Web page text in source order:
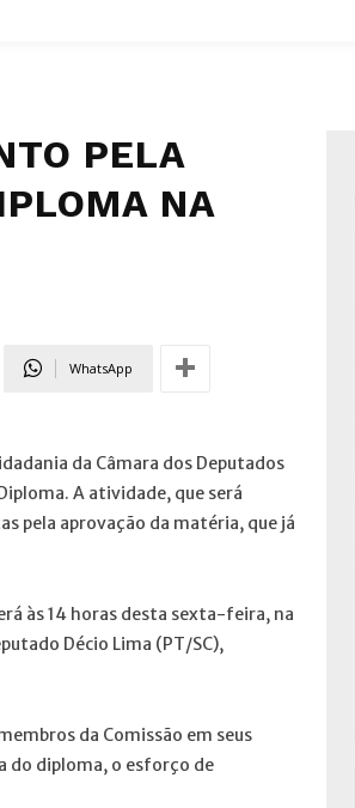
PELA
NA
WhatsApp
da Câmara dos Deputados
A atividade, que será
pela aprovação da matéria, que já
às 14 horas desta sexta-feira, na
Décio Lima (PT/SC),
da Comissão em seus
do diploma, o esforço de